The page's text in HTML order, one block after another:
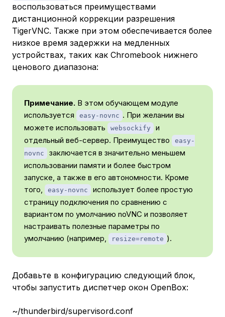
воспользоваться преимуществами
дистанционной коррекции разрешения
TigerVNC. Также при этом обеспечивается более
низкое время задержки на медленных
устройствах, таких как Chromebook нижнего
ценового диапазона:
Примечание. В этом обучающем модуле
используется
easy-novnc . При желании вы
можете использовать
websockify
и
отдельный веб-сервер. Преимущество
easy-
novnc
заключается в значительно меньшем
использовании памяти и более быстром
запуске, а также в его автономности. Кроме
того,
easy-novnc
использует более простую
страницу подключения по сравнению с
вариантом по умолчанию noVNC и позволяет
настраивать полезные параметры по
умолчанию (например,
resize=remote ).
Добавьте в конфигурацию следующий блок,
чтобы запустить диспетчер окон OpenBox:
~/thunderbird/supervisord.conf